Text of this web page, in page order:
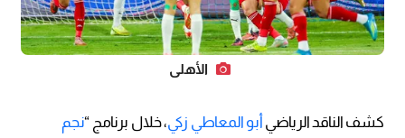
الأهلي
كشف الناقد الرياضيأبو المعاطي زكي، خلال برنامج “نجم